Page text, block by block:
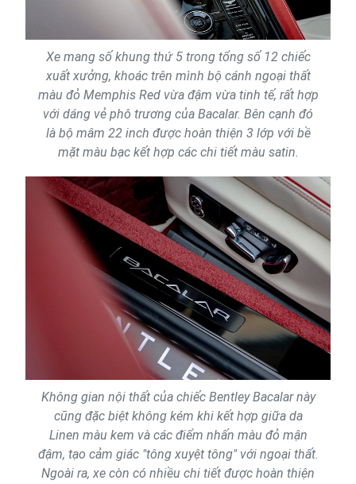
Xe mang số khung thứ 5 trong tổng số 12 chiếc
xuất xưởng, khoác trên mình bộ cánh ngoại thất
màu đỏ Memphis Red vừa đậm vừa tinh tế, rất hợp
với dáng vẻ phô trương của Bacalar. Bên cạnh đó
là bộ mâm 22 inch được hoàn thiện 3 lớp với bề
mặt màu bạc kết hợp các chi tiết màu satin.
Không gian nội thất của chiếc Bentley Bacalar này
cũng đặc biệt không kém khi kết hợp giữa da
Linen màu kem và các điểm nhấn màu đỏ mận
đậm, tạo cảm giác "tông xuyệt tông" với ngoại thất.
Ngoài ra, xe còn có nhiều chi tiết được hoàn thiện